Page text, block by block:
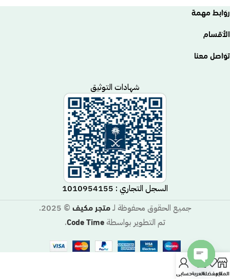
روابط مهمة
الأقسام
تواصل معنا
شهادات التوثيق
السجل التجاري : 1010954155
جميع الحقوق محفوظة لـمتجر مكيف © 2025.
تم التطوير بواسطةCode Time
.
المتجرالمفضلةالعربةحسابي
Open